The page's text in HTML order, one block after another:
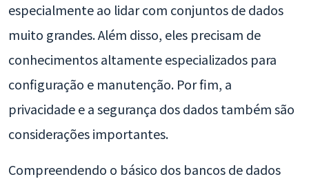
especialmente ao lidar com conjuntos de dados
muito grandes. Além disso, eles precisam de
conhecimentos altamente especializados para
configuração e manutenção. Por fim, a
privacidade e a segurança dos dados também são
considerações importantes.
Compreendendo o básico dos bancos de dados